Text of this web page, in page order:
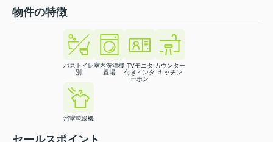
物件の特徴
バストイレ
別
室内洗濯機
置場
TVモニタ
付きインタ
ーホン
カウンター
キッチン
浴室乾燥機